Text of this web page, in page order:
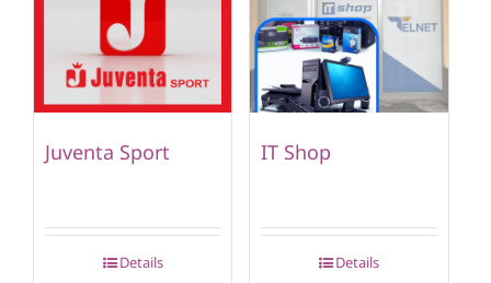
Juventa Sport
Details
IT Shop
Details